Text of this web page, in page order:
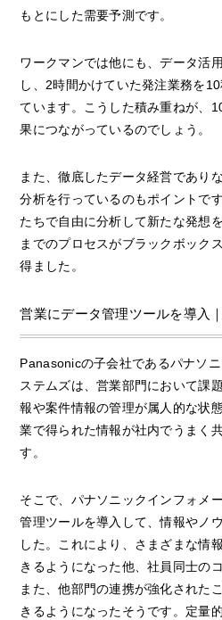
もとにした需要予測です。
ワークマンでは他にも、データ活
し、2時間かけていた発注業務を
ています。こうした積み重ねが、
果につながっているのでしょう。
また、徹底したデータ経営であり
分析を行っているのもポイントで
たちで自由に分析して新たな発想
までのプロセスがブラックボック
得ました。
営業にデータ管理ツールを導入
Panasonicの子会社であるパナソ
ステムズは、営業部門において課
報や案件情報の管理が属人的な状
業で得られた情報が社内でうまく
す。
そこで、パナソニックインフォメ
管理ツールを導入して、情報やノ
した。これにより、さまざまな情
きるようになった他、社員同士の
また、他部門の連携が強化された
きるようになったそうです。定量